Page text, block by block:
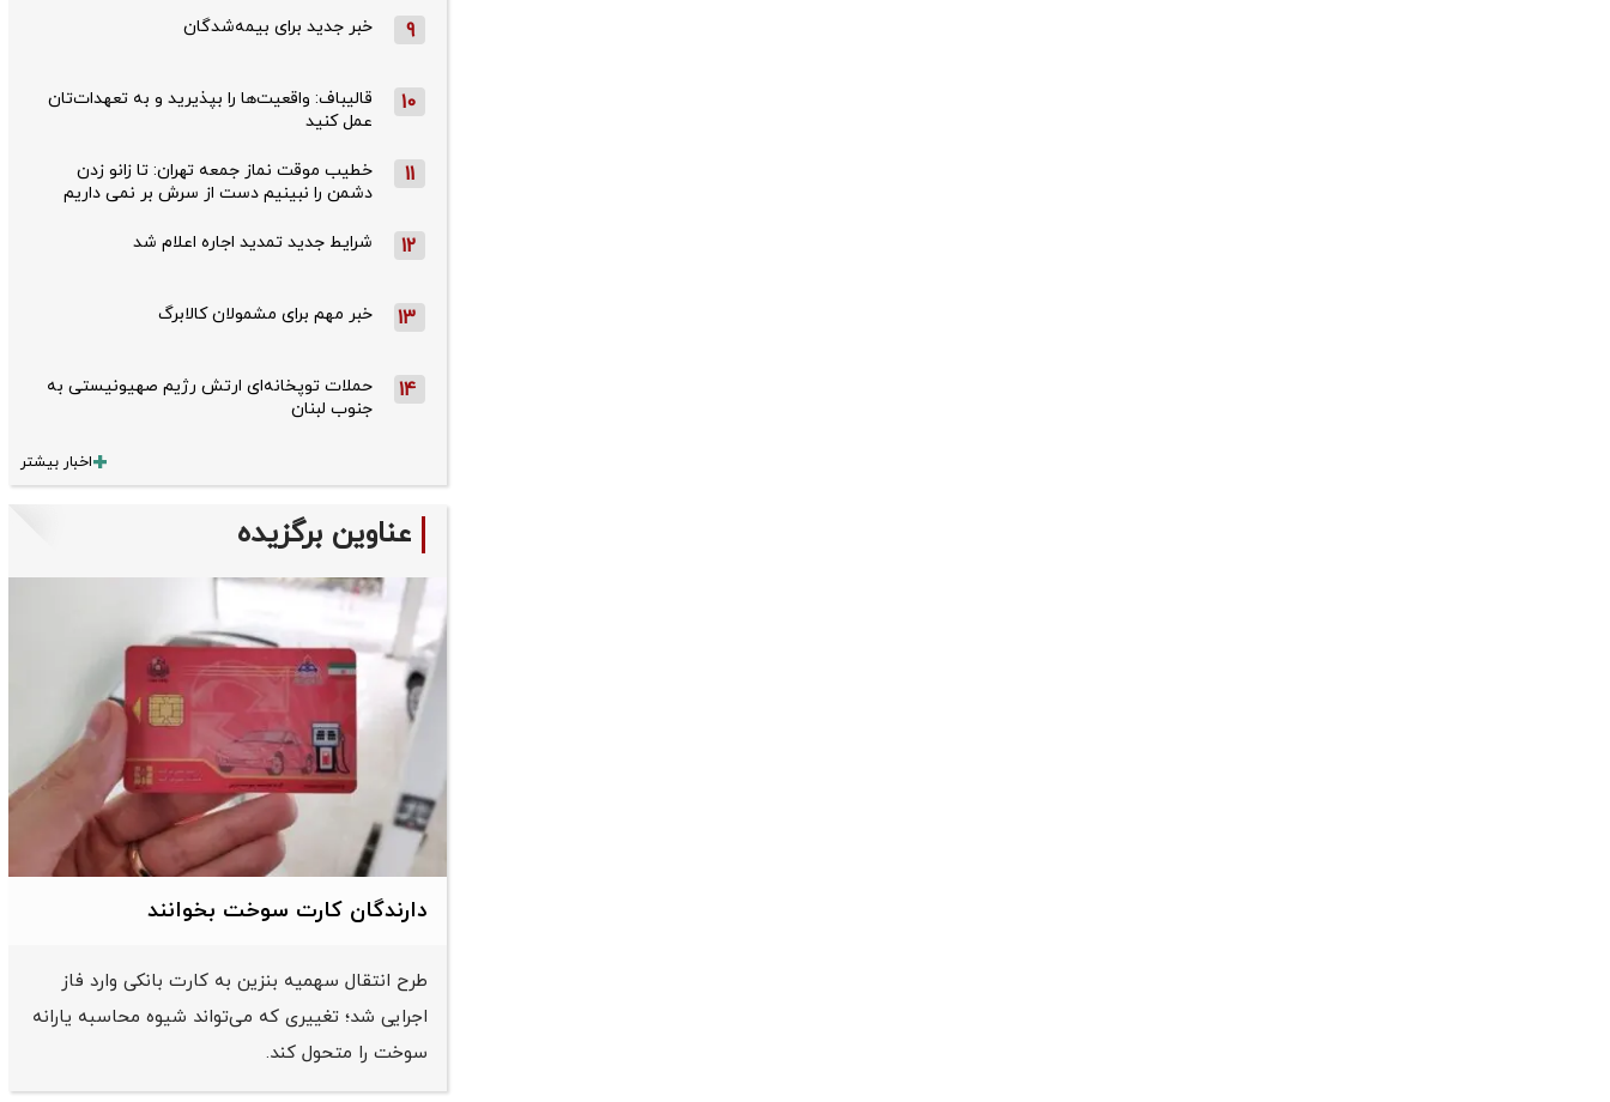
9 خبر جدید برای بیمه‌شدگان
10
قالیباف: واقعیت‌ها را بپذیرید و به تعهدات‌تان
عمل کنید
11
خطیب موقت نماز جمعه تهران: تا زانو زدن
دشمن را نبینیم دست از سرش بر نمی داریم
12 شرایط جدید تمدید اجاره اعلام شد
13 خبر مهم برای مشمولان کالابرگ
14
حملات توپخانه‌ای ارتش رژیم صهیونیستی به
جنوب لبنان
اخبار بیشتر
عناوین برگزیده
دارندگان کارت سوخت بخوانند
طرح انتقال سهمیه بنزین به کارت بانکی وارد فاز
اجرایی شد؛ تغییری که می‌تواند شیوه محاسبه یارانه
سوخت را متحول کند.